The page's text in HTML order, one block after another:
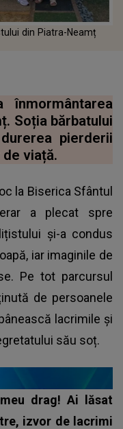
din Piatra-Neamț
înmormântarea
Soția bărbatului
pierderii
viață.
la Biserica Sfântul
a plecat spre
și-a condus
iar imaginile de
Pe tot parcursul
de persoanele
lacrimile și
său soț.
drag! Ai lăsat
izvor de lacrimi